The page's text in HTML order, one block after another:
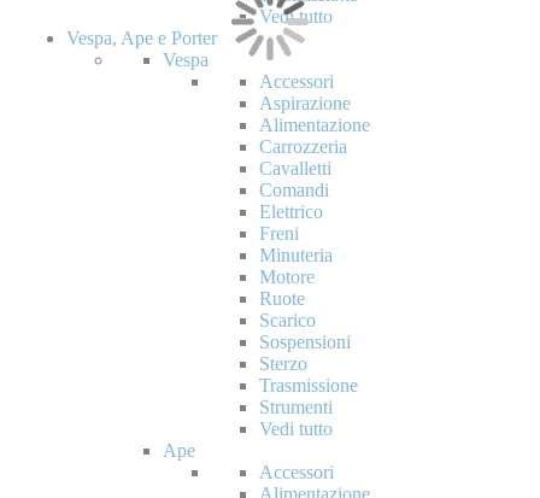
Vedi tutto
Vespa, Ape e Porter
Vespa
Accessori
Aspirazione
Alimentazione
Carrozzeria
Cavalletti
Comandi
Elettrico
Freni
Minuteria
Motore
Ruote
Scarico
Sospensioni
Sterzo
Trasmissione
Strumenti
Vedi tutto
Ape
Accessori
Alimentazione